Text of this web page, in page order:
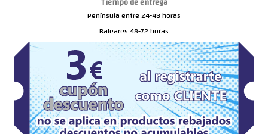
Península entre 24-48 horas
Baleares 48-72 horas